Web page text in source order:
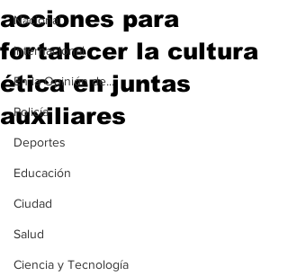
Nacional
Internacional
En la Opinión de...
Policía
Deportes
Educación
Ciudad
Salud
Ciencia y Tecnología
acciones para
fortalecer la cultura
ética en juntas
auxiliares